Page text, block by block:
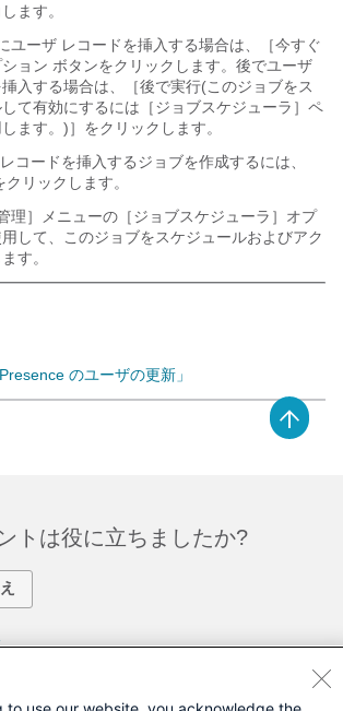
ます。
ユーザ レコードを挿入する場合は、［今すぐ
ョン ボタンをクリックします。後でユーザ
入する場合は、［後で実行(このジョブをス
て有効にするには［ジョブスケジューラ］ペ
ます。)］をクリックします。
コードを挿入するジョブを作成するには、
クリックします。
理］メニューの［ジョブスケジューラ］オプ
して、このジョブをスケジュールおよびアク
す。
のユーザの更新」
トは役に立ちましたか?